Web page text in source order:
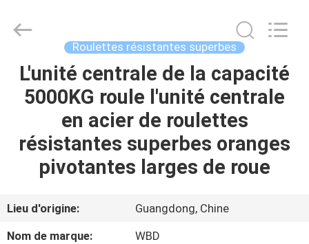
MAISON
PRODUITS
VIDÉOS
AU
SUJET
Metal
Reserved.
Roulettes résistantes superbes
L'unité centrale de la capacité
5000KG roule l'unité centrale
en acier de roulettes
résistantes superbes oranges
pivotantes larges de roue
Lieu d'origine:
Guangdong, Chine
Nom de marque:
WBD